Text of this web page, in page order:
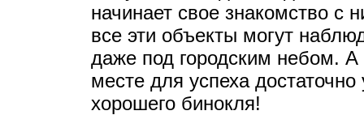
начинает свое знакомство с
все эти объекты могут
даже под городским небом. А
месте для успеха
хорошего бинокля!